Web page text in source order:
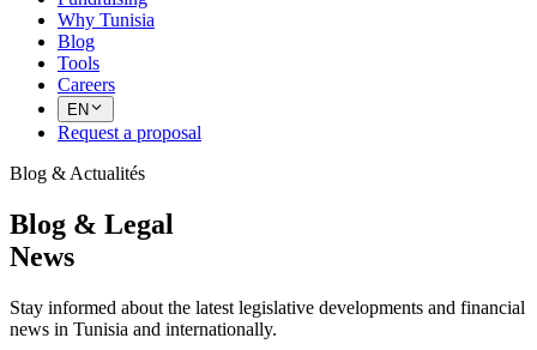
Why Tunisia
Blog
Tools
Careers
EN
Request a proposal
Blog & Actualités
Blog & Legal
News
Stay informed about the latest legislative developments and financial
news in Tunisia and internationally.